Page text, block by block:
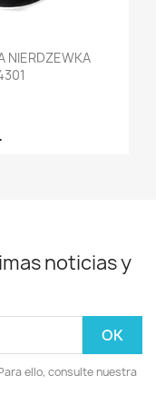
NIERDZEWKA
noticias y
ello, consulte nuestra